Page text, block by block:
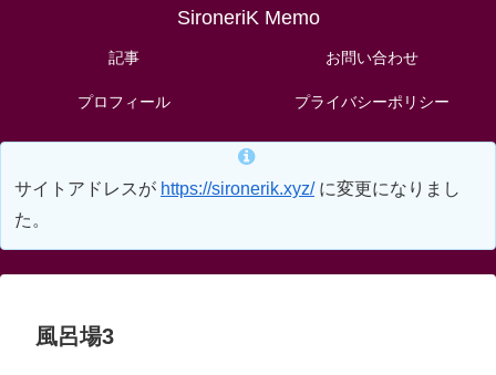
SironeriK Memo
記事 お問い合わせ
プロフィール プライバシーポリシー
サイトアドレスが https://sironerik.xyz/に変更になりまし
た。
風呂場3